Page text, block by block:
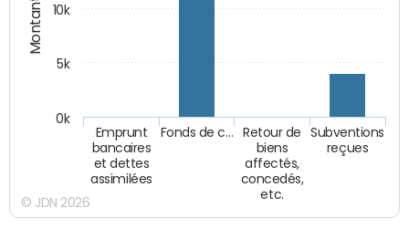
Emprunt
bancaires
et dettes
assimilées
Fonds de c…
Retour de
biens
affectés,
concedés,
etc.
Subventions
reçues
0k
5k
10k
© JDN 2026